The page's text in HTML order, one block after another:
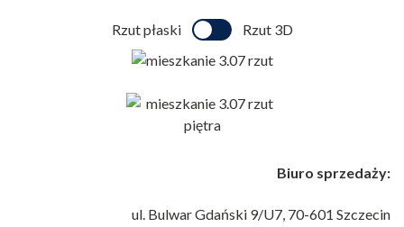
Rzut płaski Rzut 3D
Biuro sprzedaży:
ul. Bulwar Gdański 9/U7, 70-601 Szczecin